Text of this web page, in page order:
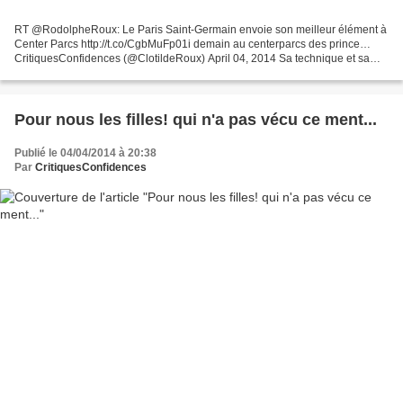
RT @RodolpheRoux: Le Paris Saint-Germain envoie son meilleur élément à
Center Parcs http://t.co/CgbMuFp01i demain au centerparcs des prince…
CritiquesConfidences (@ClotildeRoux) April 04, 2014 Sa technique et sa
Pour nous les filles! qui n'a pas vécu ce ment...
Publié le 04/04/2014 à 20:38
Par CritiquesConfidences